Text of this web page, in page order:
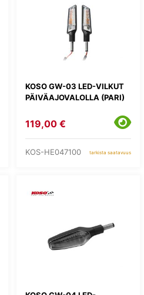
KOSO GW-03 LED-VILKUT
PÄIVÄAJOVALOLLA (PARI)
119,00 €
KOS-HE047100 tarkista saatavuus